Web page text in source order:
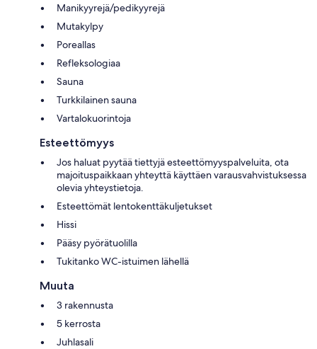
Manikyyrejä/pedikyyrejä
Mutakylpy
Poreallas
Refleksologiaa
Sauna
Turkkilainen sauna
Vartalokuorintoja
Esteettömyys
Jos haluat pyytää tiettyjä esteettömyyspalveluita, ota
majoituspaikkaan yhteyttä käyttäen varausvahvistuksessa
olevia yhteystietoja.
Esteettömät lentokenttäkuljetukset
Hissi
Pääsy pyörätuolilla
Tukitanko WC-istuimen lähellä
Muuta
3 rakennusta
5 kerrosta
Juhlasali